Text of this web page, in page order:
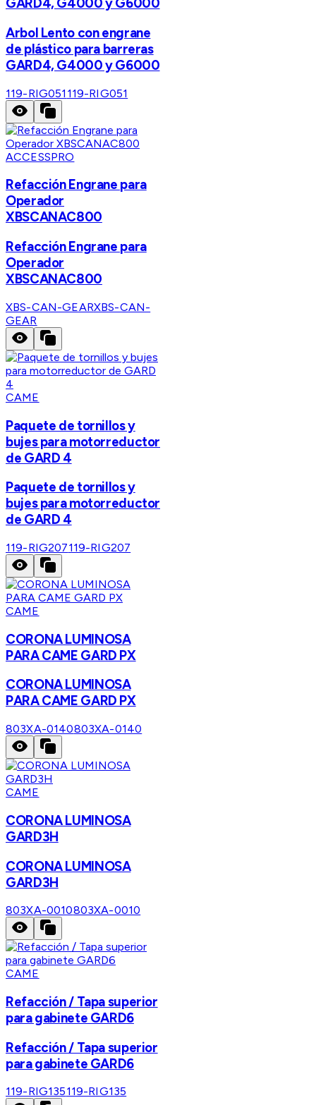
GARD4, G4000 y G6000
Arbol Lento con engrane
de plástico para barreras
GARD4, G4000 y G6000
119-RIG051 119-RIG051
ACCESSPRO
Refacción Engrane para
Operador
XBSCANAC800
Refacción Engrane para
Operador
XBSCANAC800
XBS-CAN-GEARXBS-CAN-
GEAR
CAME
Paquete de tornillos y
bujes para motorreductor
de GARD 4
Paquete de tornillos y
bujes para motorreductor
de GARD 4
119-RIG207119-RIG207
CAME
CORONA LUMINOSA
PARA CAME GARD PX
CORONA LUMINOSA
PARA CAME GARD PX
803XA-0140803XA-0140
CAME
CORONA LUMINOSA
GARD3H
CORONA LUMINOSA
GARD3H
803XA-0010803XA-0010
CAME
Refacción / Tapa superior
para gabinete GARD6
Refacción / Tapa superior
para gabinete GARD6
119-RIG135119-RIG135